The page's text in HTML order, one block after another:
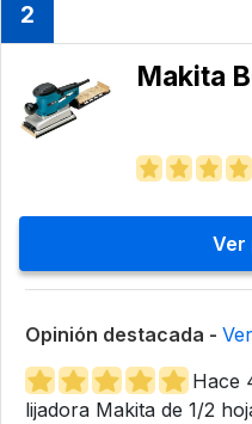
2
Makita
Ver
Opinión destacada -
Hace
lijadora Makita de 1/2